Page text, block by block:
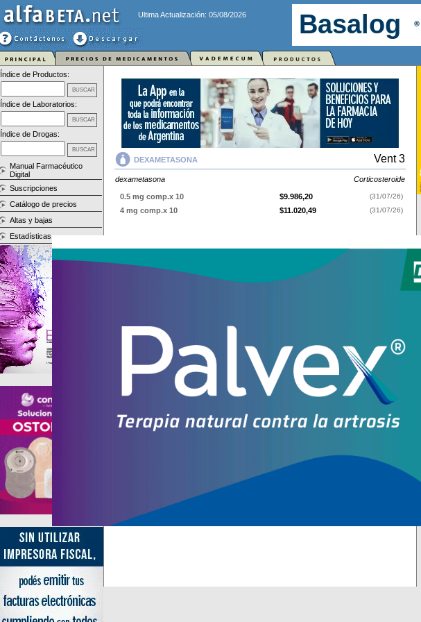
Ultima Actualización: 05/08/2026
Índice de Productos:
Índice de Laboratorios:
Índice de Drogas:
Manual Farmacéutico
Digital
Suscripciones
Catálogo de precios
Altas y bajas
Estadísticas
DEXAMETASONA Vent 3
dexametasona Corticosteroide
0.5 mg comp.x 10 $9.986,20 (31/07/26)
4 mg comp.x 10 $11.020,49 (31/07/26)
y se indica como
Corticosteroide
y cuenta con 2 presentaciones
disponibles.
Otros productos de
Vent 3